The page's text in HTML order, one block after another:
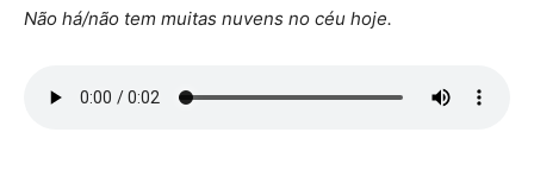
Não há/não tem muitas nuvens no céu hoje.